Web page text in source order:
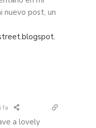
nuevo post, un
fa
a lovely